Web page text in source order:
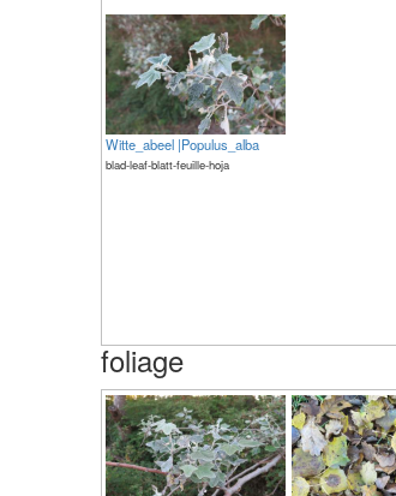
Witte_abeel |Populus_alba
blad-leaf-blatt-feuille-hoja
foliage